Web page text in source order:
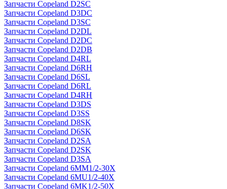
Запчасти Copeland D2SC
Запчасти Copeland D3DC
Запчасти Copeland D3SC
Запчасти Copeland D2DL
Запчасти Copeland D2DC
Запчасти Copeland D2DB
Запчасти Copeland D4RL
Запчасти Copeland D6RH
Запчасти Copeland D6SL
Запчасти Copeland D6RL
Запчасти Copeland D4RH
Запчасти Copeland D3DS
Запчасти Copeland D3SS
Запчасти Copeland D8SK
Запчасти Copeland D6SK
Запчасти Copeland D2SA
Запчасти Copeland D2SK
Запчасти Copeland D3SA
Запчасти Copeland 6MM1/2-30X
Запчасти Copeland 6MU1/2-40X
Запчасти Copeland 6MK1/2-50X